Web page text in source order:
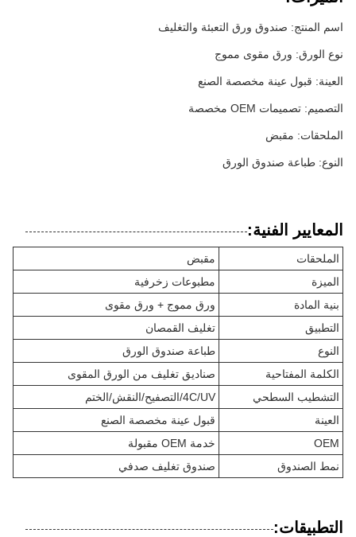
اسم المنتج: صندوق ورق التعبئة والتغليف
نوع الورق: ورق مقوى مموج
العينة: قبول عينة مخصصة الصنع
التصميم: تصميمات OEM مخصصة
الملحقات: مقبض
النوع: طباعة صندوق الورق
المعايير الفنية:
الملحقات
مقبض
الميزة
مطبوعات زخرفية
بنية المادة
ورق مموج + ورق مقوى
التطبيق
تغليف القمصان
النوع
طباعة صندوق الورق
الكلمة المفتاحية
صناديق تغليف من الورق المقوى
التشطيب السطحي
4C/UV/التصفيح/النقش/الختم
العينة
قبول عينة مخصصة الصنع
OEM
خدمة OEM مقبولة
نمط الصندوق
صندوق تغليف صدفي
التطبيقات: